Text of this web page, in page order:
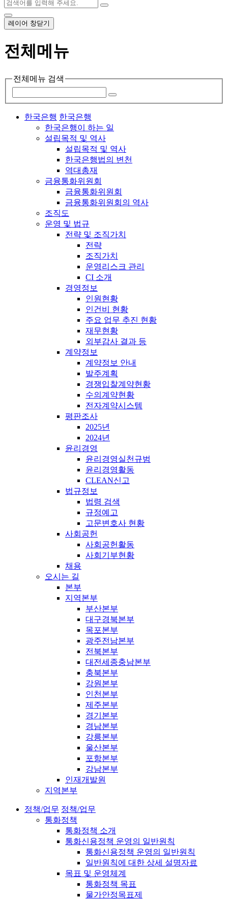
레이어 창닫기
전체메뉴
전체메뉴 검색
한국은행 한국은행
한국은행이 하는 일
설립목적 및 역사
설립목적 및 역사
한국은행법의 변천
역대총재
금융통화위원회
금융통화위원회
금융통화위원회의 역사
조직도
운영 및 법규
전략 및 조직가치
전략
조직가치
운영리스크 관리
CI 소개
경영정보
인원현황
인건비 현황
주요 업무 추진 현황
재무현황
외부감사 결과 등
계약정보
계약정보 안내
발주계획
경쟁입찰계약현황
수의계약현황
전자계약시스템
평판조사
2025년
2024년
윤리경영
윤리경영실천규범
윤리경영활동
CLEAN신고
법규정보
법령 검색
규정예고
고문변호사 현황
사회공헌
사회공헌활동
사회기부현황
채용
오시는 길
본부
지역본부
부산본부
대구경북본부
목포본부
광주전남본부
전북본부
대전세종충남본부
충북본부
강원본부
인천본부
제주본부
경기본부
경남본부
강릉본부
울산본부
포항본부
강남본부
인재개발원
지역본부
정책/업무 정책/업무
통화정책
통화정책 소개
통화신용정책 운영의 일반원칙
통화신용정책 운영의 일반원칙
일반원칙에 대한 상세 설명자료
목표 및 운영체계
통화정책 목표
물가안정목표제